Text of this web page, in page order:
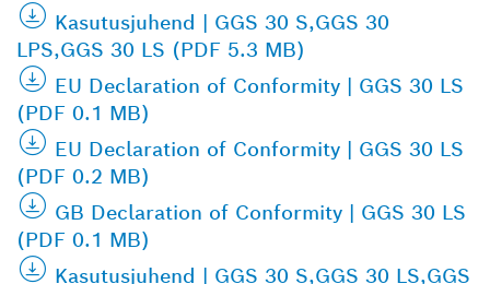
Kasutusjuhend | GGS 30 S,GGS 30
LPS,GGS 30 LS (PDF 5.3 MB)
EU Declaration of Conformity | GGS 30 LS
(PDF 0.1 MB)
EU Declaration of Conformity | GGS 30 LS
(PDF 0.2 MB)
GB Declaration of Conformity | GGS 30 LS
(PDF 0.1 MB)
Kasutusjuhend | GGS 30 S,GGS 30 LS,GGS